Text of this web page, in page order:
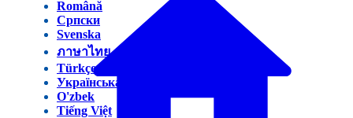
Română
Српски
Svenska
ภาษาไทย
Türkçe
Українська
O'zbek
Tiếng Việt